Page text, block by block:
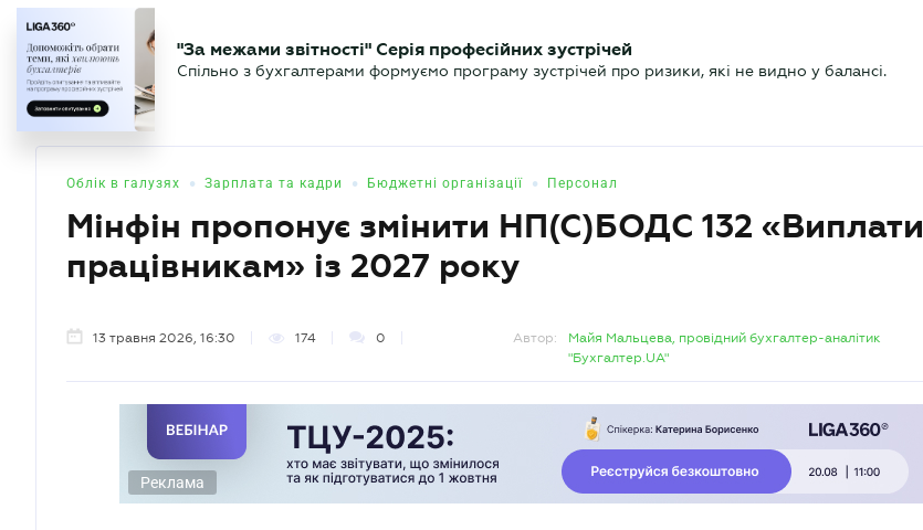
БУХГАЛТЕР Новини Аналітика Календар Актуально
"За межами звітності" Серія професійних зустрічей
Спільно з бухгалтерами формуємо програму зустрічей про ризики, які не видно у балансі.
Облік в галузях • Зарплата та кадри • Бюджетні організації • Персонал
Мінфін пропонує змінити НП(С)БОДС 132 «Виплати
працівникам» із 2027 року
13 травня 2026, 16:30 174 0 Автор:
Майя Мальцева, провідний бухгалтер-аналітик
"Бухгалтер.UA"
Реклама